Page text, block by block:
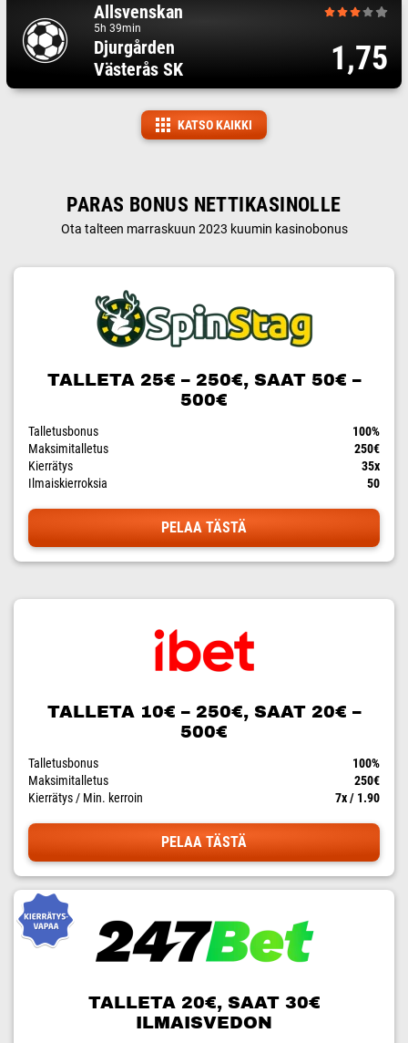
Allsvenskan
5h 39min
Djurgården
Västerås SK
1,75
KATSO KAIKKI
PARAS BONUS NETTIKASINOLLE
Ota talteen marraskuun 2023 kuumin kasinobonus
TALLETA 25€ – 250€, SAAT 50€ –
500€
Talletusbonus
100%
Maksimitalletus
250€
Kierrätys
35x
Ilmaiskierroksia
50
PELAA TÄSTÄ
TALLETA 10€ – 250€, SAAT 20€ –
500€
Talletusbonus
100%
Maksimitalletus
250€
Kierrätys / Min. kerroin
7x / 1.90
PELAA TÄSTÄ
TALLETA 20€, SAAT 30€
ILMAISVEDON